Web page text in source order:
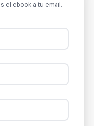
el ebook a tu email.